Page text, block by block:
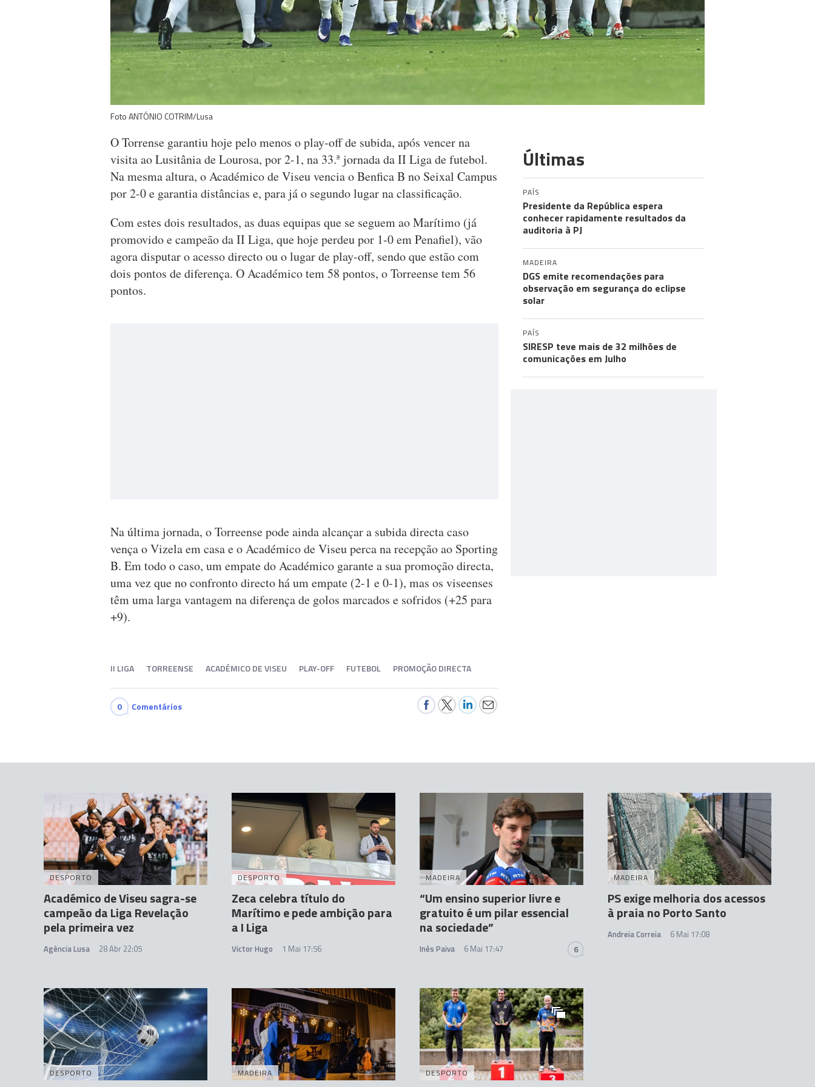
Foto ANTÓNIO COTRIM/Lusa
O Torrense garantiu hoje pelo menos o play-off de subida, após vencer na
visita ao Lusitânia de Lourosa, por 2-1, na 33.ª jornada da II Liga de futebol.
Na mesma altura, o Académico de Viseu vencia o Benfica B no Seixal Campus
por 2-0 e garantia distâncias e, para já o segundo lugar na classificação.
Com estes dois resultados, as duas equipas que se seguem ao Marítimo (já
promovido e campeão da II Liga, que hoje perdeu por 1-0 em Penafiel), vão
agora disputar o acesso directo ou o lugar de play-off, sendo que estão com
dois pontos de diferença. O Académico tem 58 pontos, o Torreense tem 56
pontos.
Na última jornada, o Torreense pode ainda alcançar a subida directa caso
vença o Vizela em casa e o Académico de Viseu perca na recepção ao Sporting
B. Em todo o caso, um empate do Académico garante a sua promoção directa,
uma vez que no confronto directo há um empate (2-1 e 0-1), mas os viseenses
têm uma larga vantagem na diferença de golos marcados e sofridos (+25 para
+9).
II LIGA TORREENSE ACADÉMICO DE VISEU PLAY-OFF FUTEBOL PROMOÇÃO DIRECTA
0 Comentários
Últimas
PAÍS
Presidente da República espera
conhecer rapidamente resultados da
auditoria à PJ
MADEIRA
DGS emite recomendações para
observação em segurança do eclipse
solar
PAÍS
SIRESP teve mais de 32 milhões de
comunicações em Julho
DESPORTO
Académico de Viseu sagra-se
campeão da Liga Revelação
pela primeira vez
Agência Lusa 28 Abr 22:05
DESPORTO
Zeca celebra título do
Marítimo e pede ambição para
a I Liga
Victor Hugo 1 Mai 17:56
MADEIRA
“Um ensino superior livre e
gratuito é um pilar essencial
na sociedade”
Inês Paiva 6 Mai 17:47 6
MADEIRA
PS exige melhoria dos acessos
à praia no Porto Santo
Andreia Correia 6 Mai 17:08
DESPORTO MADEIRA DESPORTO